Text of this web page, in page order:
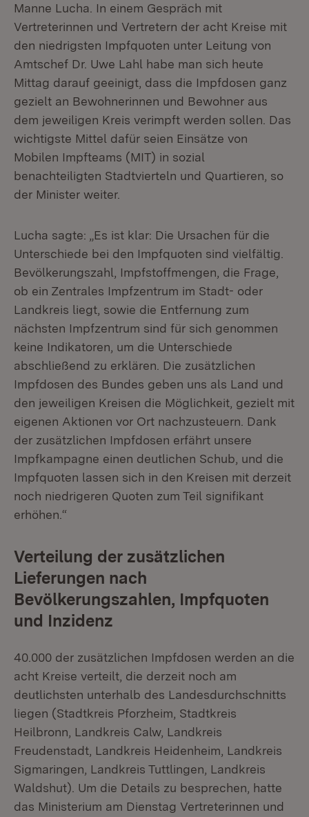
Manne Lucha. In einem Gespräch mit
Vertreterinnen und Vertretern der acht Kreise mit
den niedrigsten Impfquoten unter Leitung von
Amtschef Dr. Uwe Lahl habe man sich heute
Mittag darauf geeinigt, dass die Impfdosen ganz
gezielt an Bewohnerinnen und Bewohner aus
dem jeweiligen Kreis verimpft werden sollen. Das
wichtigste Mittel dafür seien Einsätze von
Mobilen Impfteams (MIT) in sozial
benachteiligten Stadtvierteln und Quartieren, so
der Minister weiter.
Lucha sagte: „Es ist klar: Die Ursachen für die
Unterschiede bei den Impfquoten sind vielfältig.
Bevölkerungszahl, Impfstoffmengen, die Frage,
ob ein Zentrales Impfzentrum im Stadt- oder
Landkreis liegt, sowie die Entfernung zum
nächsten Impfzentrum sind für sich genommen
keine Indikatoren, um die Unterschiede
abschließend zu erklären. Die zusätzlichen
Impfdosen des Bundes geben uns als Land und
den jeweiligen Kreisen die Möglichkeit, gezielt mit
eigenen Aktionen vor Ort nachzusteuern. Dank
der zusätzlichen Impfdosen erfährt unsere
Impfkampagne einen deutlichen Schub, und die
Impfquoten lassen sich in den Kreisen mit derzeit
noch niedrigeren Quoten zum Teil signifikant
erhöhen.“
Verteilung der zusätzlichen
Lieferungen nach
Bevölkerungszahlen, Impfquoten
und Inzidenz
40.000 der zusätzlichen Impfdosen werden an die
acht Kreise verteilt, die derzeit noch am
deutlichsten unterhalb des Landesdurchschnitts
liegen (Stadtkreis Pforzheim, Stadtkreis
Heilbronn, Landkreis Calw, Landkreis
Freudenstadt, Landkreis Heidenheim, Landkreis
Sigmaringen, Landkreis Tuttlingen, Landkreis
Waldshut). Um die Details zu besprechen, hatte
das Ministerium am Dienstag Vertreterinnen und